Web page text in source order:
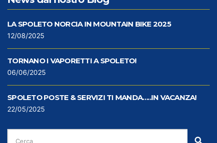
LA SPOLETO NORCIA IN MOUNTAIN BIKE 2025
12/08/2025
TORNANO I VAPORETTI A SPOLETO!
06/06/2025
SPOLETO POSTE & SERVIZI TI MANDA…..IN VACANZA!
22/05/2025
CERCA
PER: